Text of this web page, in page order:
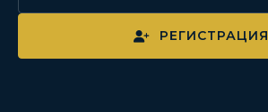
РЕГИСТРАЦИЯ